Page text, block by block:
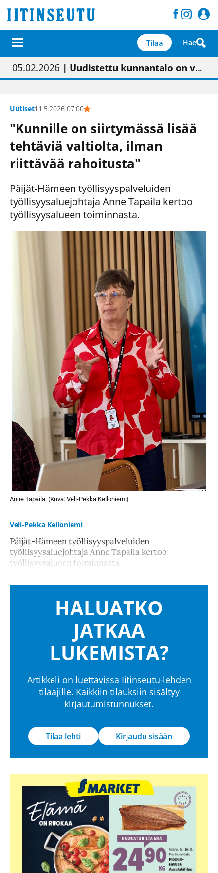
Tilaa Hae
01.02.2026 | Painon vaihtumisen pitäisi näkyä hieman parempana painojäljen laatuna lehdessä
05.02.2026 | Uudistettu kunnantalo on valoisa
23.04.2026 | “Olemme käynnistämässä uudelleen keskustavisiotyön”
09.05.2026| "Maalla on totuttu elämään omavaraisemmin kuin kaupungissa"
Uutiset11.5.2026 07:00
"Kunnille on siirtymässä lisää
tehtäviä valtiolta, ilman
riittävää rahoitusta"
Päijät-Hämeen työllisyyspalveluiden
työllisyysaluejohtaja Anne Tapaila kertoo
työllisyysalueen toiminnasta.
Anne Tapaila. (Kuva: Veli-Pekka Kelloniemi)
Veli-Pekka Kelloniemi
Päijät-Hämeen työllisyyspalveluiden
työllisyysaluejohtaja Anne Tapaila kertoo
työllisyysalueen toiminnasta.
HALUATKO
JATKAA
LUKEMISTA?
Artikkeli on luettavissa Iitinseutu-lehden
tilaajille. Kaikkiin tilauksiin sisältyy
kirjautumistunnukset.
Tilaa lehti Kirjaudu sisään